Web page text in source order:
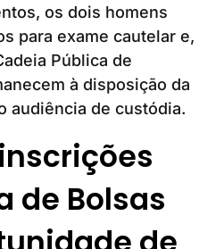
os dois homens
para exame cautelar e,
Pública de
à disposição da
audiência de custódia.
de Bolsas